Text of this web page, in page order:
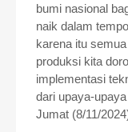
bumi nasional
naik dalam
karena itu
produksi kita
implementasi
dari upaya-
Jumat (8/11/